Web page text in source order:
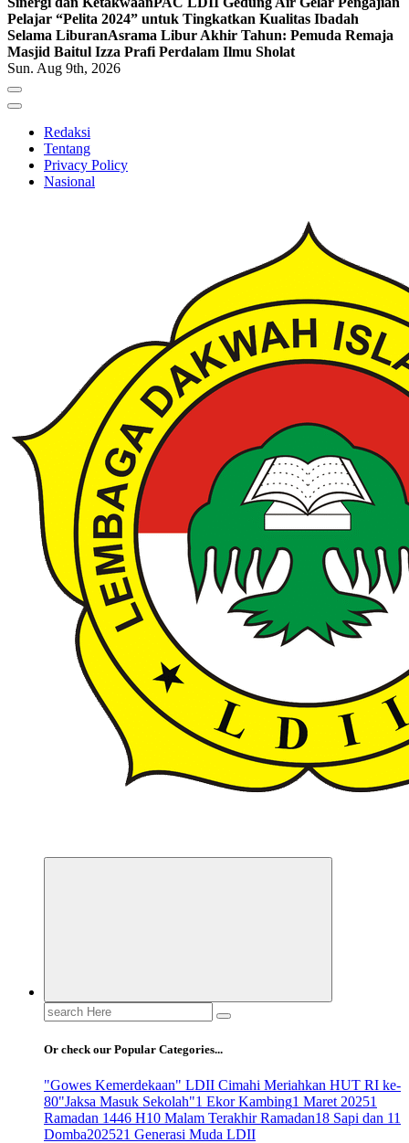
Pelajar “Pelita 2024” untuk Tingkatkan Kualitas Ibadah
Selama LiburanAsrama Libur Akhir Tahun: Pemuda Remaja
Masjid Baitul Izza Prafi Perdalam Ilmu Sholat
Sun. Aug 9th, 2026
Redaksi
Tentang
Privacy Policy
Nasional
Search
for:
Or check our Popular Categories...
"Gowes Kemerdekaan" LDII Cimahi Meriahkan HUT RI ke-
80"Jaksa Masuk Sekolah"1 Ekor Kambing1 Maret 20251
Ramadan 1446 H10 Malam Terakhir Ramadan18 Sapi dan 11
Domba202521 Generasi Muda LDII